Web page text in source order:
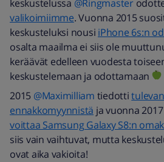
keskustelussa @Ringmaster
valikoimiimme. Vuonna 2015
keskusteluksi nousi iPhone 6s:n
osalta maailma ei siis ole
keräävät edelleen vuodesta
keskustelemaan ja odottamaan
2015 @Maximilliam tiedotti
ennakkomyynnistä ja vuonna
voittaa Samsung Galaxy S8:n
siis vain vaihtuvat, mutta
ovat aika vakioita!